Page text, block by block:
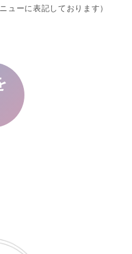
ューに表記しております）